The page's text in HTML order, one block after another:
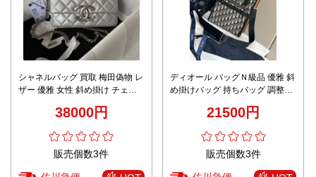
シャネルバッグ 買取 梅田偽物 レ
ザー 優雅 女性 斜め掛け チェー
38000円
販売個数3件
ディオール バッグＮ級品 優雅 斜
め掛けバッグ 持ちバッグ 調整で
21500円
販売個数3件